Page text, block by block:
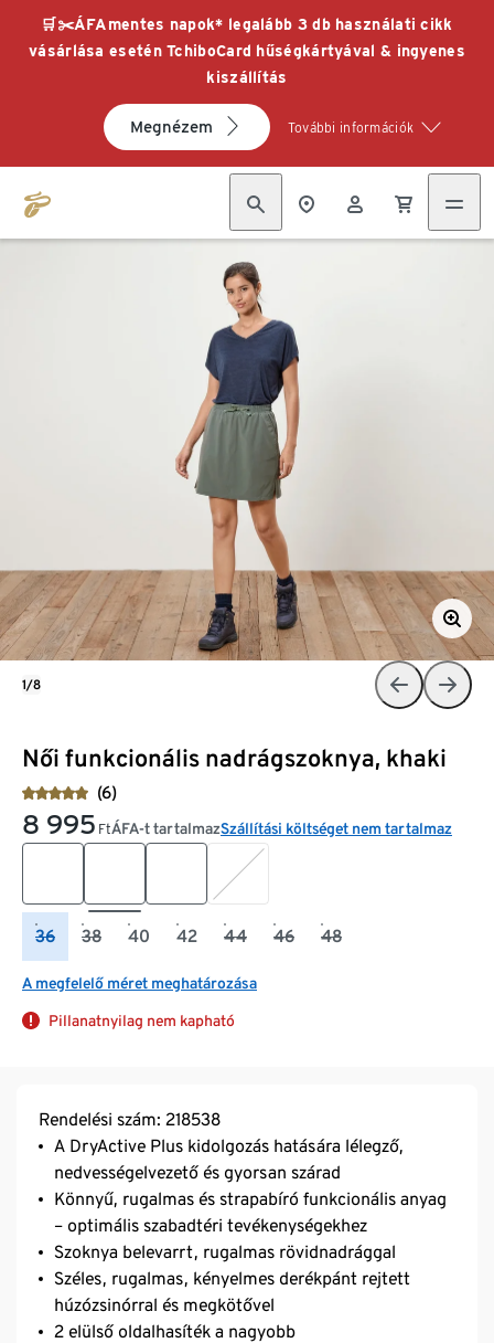
🛒✂️ÁFAmentes napok* legalább 3 db használati cikk
vásárlása esetén TchiboCard hűségkártyával & ingyenes
kiszállítás
Megnézem További információk
Női funkcionális nadrágszoknya, khaki
(6)
8 995 FtÁFA-t tartalmazSzállítási költséget nem tartalmaz
36 38 40 42 44 46 48
A megfelelő méret meghatározása
Pillanatnyilag nem kapható
1/8
Rendelési szám: 218538
A DryActive Plus kidolgozás hatására lélegző,
nedvességelvezető és gyorsan szárad
Könnyű, rugalmas és strapabíró funkcionális anyag
– optimális szabadtéri tevékenységekhez
Szoknya belevarrt, rugalmas rövidnadrággal
Széles, rugalmas, kényelmes derékpánt rejtett
húzózsinórral és megkötővel
2 elülső oldalhasíték a nagyobb